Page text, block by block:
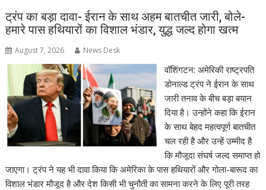
ट्रंप का बड़ा दावा- ईरान के साथ अहम बातचीत जारी, बोले-
हमारे पास हथियारों का विशाल भंडार, युद्ध जल्द होगा खत्म
August 7, 2026 News Desk
वॉशिंगटन: अमेरिकी राष्ट्रपति
डोनाल्ड ट्रंप ने ईरान के साथ
जारी तनाव के बीच बड़ा बयान
दिया है। उन्होंने कहा कि ईरान
के साथ बेहद महत्वपूर्ण बातचीत
चल रही है और उन्हें उम्मीद है
कि मौजूदा संघर्ष जल्द समाप्त हो
जाएगा। ट्रंप ने यह भी दावा किया कि अमेरिका के पास हथियारों और गोला-बारूद का
विशाल भंडार मौजूद है और देश किसी भी चुनौती का सामना करने के लिए पूरी तरह